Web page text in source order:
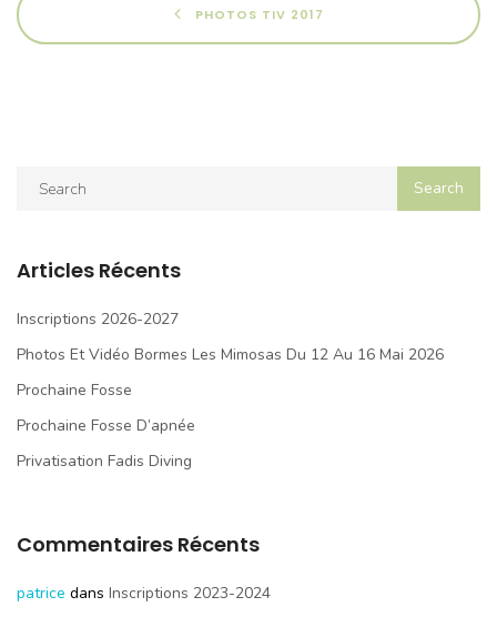
PHOTOS TIV 2017
Articles Récents
Inscriptions 2026-2027
Photos Et Vidéo Bormes Les Mimosas Du 12 Au 16 Mai 2026
Prochaine Fosse
Prochaine Fosse D’apnée
Privatisation Fadis Diving
Commentaires Récents
patrice dans Inscriptions 2023-2024